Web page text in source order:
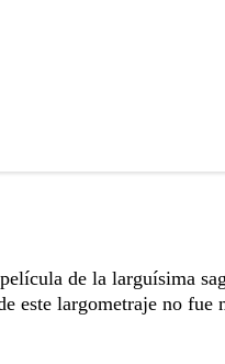
de la larguísima
este largometraje no fue